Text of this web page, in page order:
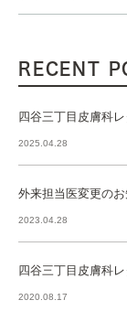
RECENT
四谷三丁目皮膚
2025.04.28
外来担当医変更の
2023.04.28
四谷三丁目皮膚
2020.08.17